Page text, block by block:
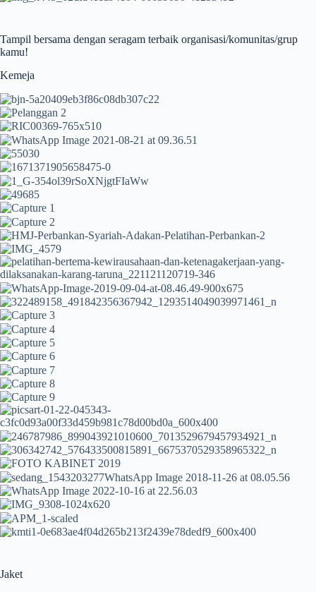
Tampil bersama dengan seragam terbaik organisasi/komunitas/grup
kamu!
Kemeja
Jaket